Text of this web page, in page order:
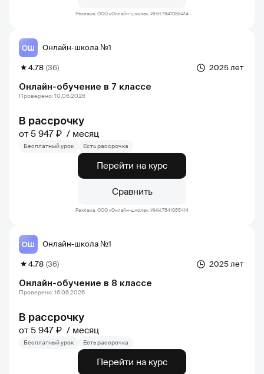
Реклама. ООО «Онлайн-школа», ИНН:7841085414
Онлайн-обучение в 7 классе
2025 лет
4.78 (36)
Онлайн-школа №1
В рассрочку
от 5 947 ₽ месяц
Проверено: 10.06.2026
Бесплатный урок Есть рассрочка
Перейти на курс
Сравнить
Реклама. ООО «Онлайн-школа», ИНН:7841085414
Онлайн-обучение в 8 классе
2025 лет
4.78 (36)
Онлайн-школа №1
В рассрочку
от 5 947 ₽ месяц
Проверено: 16.06.2026
Бесплатный урок Есть рассрочка
Перейти на курс